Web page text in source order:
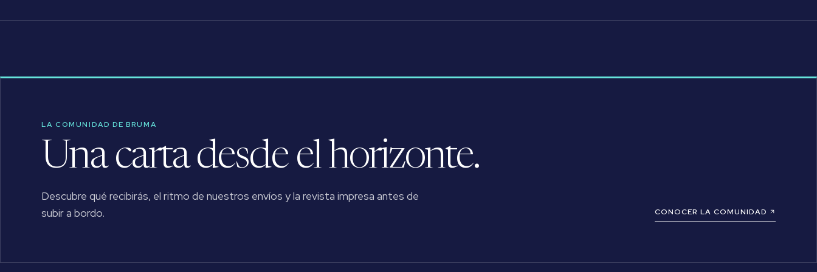
LA COMUNIDAD DE BRUMA
Una carta desde el horizonte.
Descubre qué recibirás, el ritmo de nuestros envíos y la revista impresa antes de
subir a bordo.
CONOCER LA COMUNIDAD